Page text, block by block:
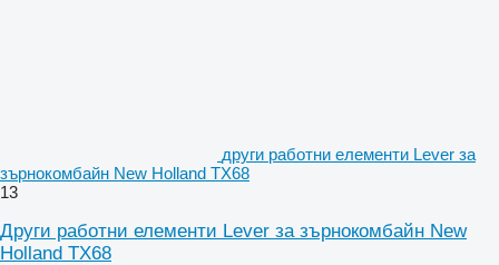
други работни елементи Lever за
зърнокомбайн New Holland TX68
13
Други работни елементи Lever за зърнокомбайн New
Holland TX68